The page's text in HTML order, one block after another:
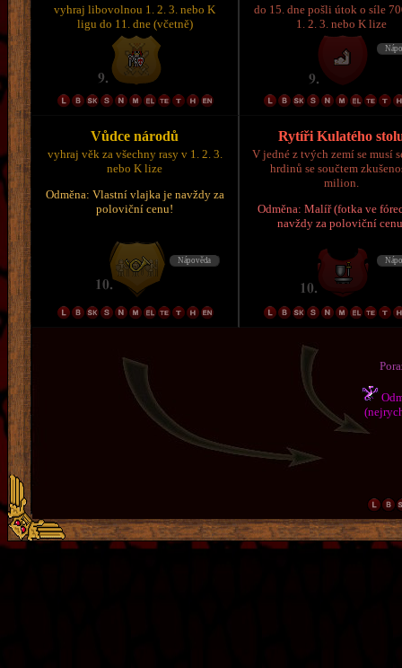
vyhraj libovolnou 1. 2. 3. nebo K
ligu do 11. dne (včetně)
do 15. dne pošli útok o síle
1. 2. 3. nebo K lize
Vůdce národů
vyhraj věk za všechny rasy v 1. 2. 3.
nebo K lize
Odměna: Vlastní vlajka je navždy za
poloviční cenu!
Rytíři Kulatého
V jedné z tvých zemí se musí
hrdinů se součtem
milion.
Odměna: Malíř (fotka ve
navždy za poloviční